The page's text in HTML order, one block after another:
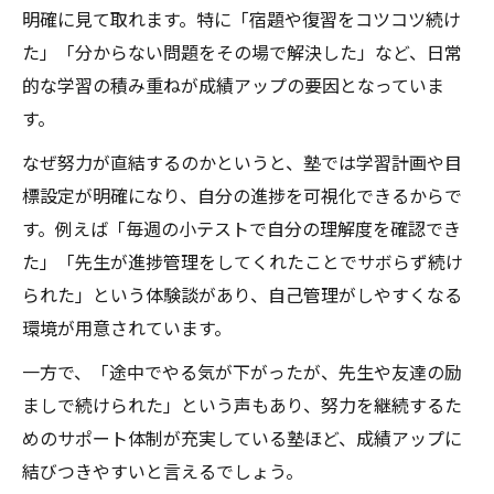
明確に見て取れます。特に「宿題や復習をコツコツ続け
た」「分からない問題をその場で解決した」など、日常
的な学習の積み重ねが成績アップの要因となっていま
す。
なぜ努力が直結するのかというと、塾では学習計画や目
標設定が明確になり、自分の進捗を可視化できるからで
す。例えば「毎週の小テストで自分の理解度を確認でき
た」「先生が進捗管理をしてくれたことでサボらず続け
られた」という体験談があり、自己管理がしやすくなる
環境が用意されています。
一方で、「途中でやる気が下がったが、先生や友達の励
ましで続けられた」という声もあり、努力を継続するた
めのサポート体制が充実している塾ほど、成績アップに
結びつきやすいと言えるでしょう。